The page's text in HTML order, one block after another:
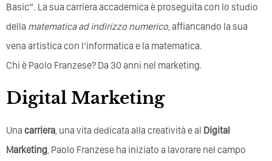
Basic”. La sua carriera accademica è proseguita con lo studio
della matematica ad indirizzo numerico, affiancando la sua
vena artistica con l’informatica e la matematica.
Chi è Paolo Franzese? Da 30 anni nel marketing.
Digital Marketing
Una carriera, una vita dedicata alla creatività e al Digital
Marketing, Paolo Franzese ha iniziato a lavorare nel campo